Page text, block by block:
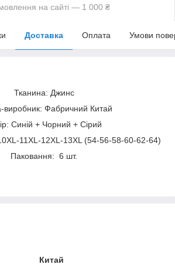
на сайті — 1 000 ₴
Доставка Оплата Умови
Тканина: Джинс
виробник: Фабричний Китай
Синій + Чорний + Сірий
11XL-12XL-13XL (54-56-58-60-62-64)
Паковання: 6 шт.
Китай